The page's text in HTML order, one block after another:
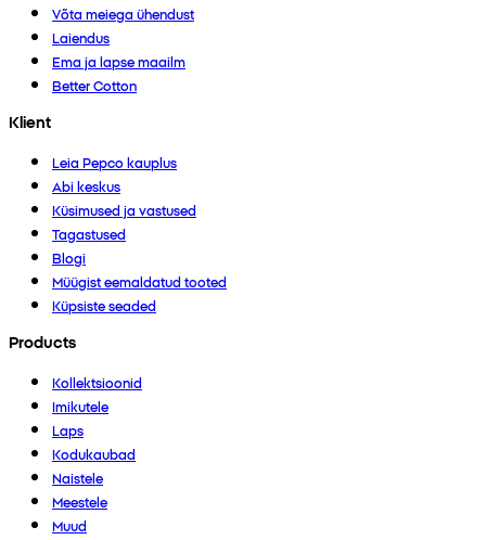
Võta meiega ühendust
Laiendus
Ema ja lapse maailm
Better Cotton
Klient
Leia Pepco kauplus
Abi keskus
Küsimused ja vastused
Tagastused
Blogi
Müügist eemaldatud tooted
Küpsiste seaded
Products
Kollektsioonid
Imikutele
Laps
Kodukaubad
Naistele
Meestele
Muud